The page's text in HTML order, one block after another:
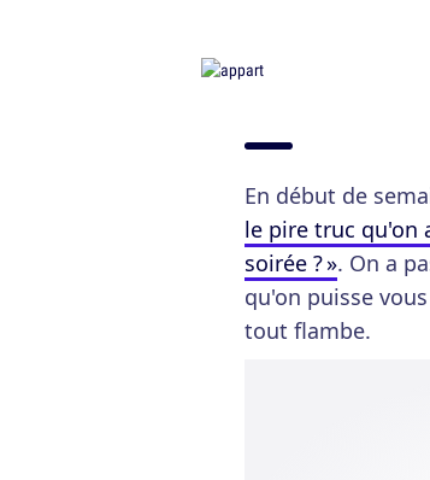
En début de
le pire truc qu'on
soirée ? ». On a
qu'on puisse
tout flambe.